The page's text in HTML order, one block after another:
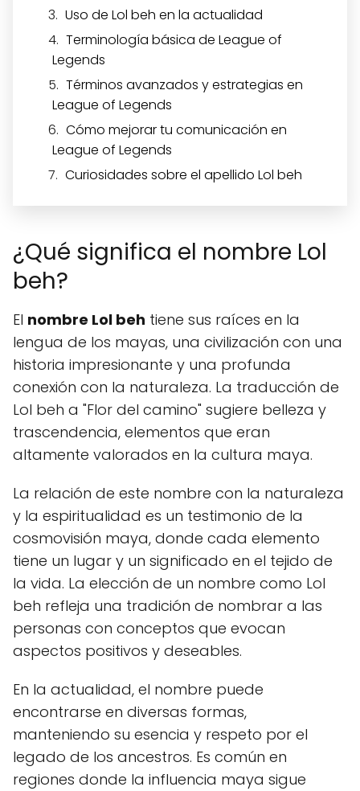
Uso de Lol beh en la actualidad
Terminología básica de League of
Legends
Términos avanzados y estrategias en
League of Legends
Cómo mejorar tu comunicación en
League of Legends
Curiosidades sobre el apellido Lol beh
¿Qué significa el nombre Lol
beh?
El nombre Lol beh tiene sus raíces en la
lengua de los mayas, una civilización con una
historia impresionante y una profunda
conexión con la naturaleza. La traducción de
Lol beh a "Flor del camino" sugiere belleza y
trascendencia, elementos que eran
altamente valorados en la cultura maya.
La relación de este nombre con la naturaleza
y la espiritualidad es un testimonio de la
cosmovisión maya, donde cada elemento
tiene un lugar y un significado en el tejido de
la vida. La elección de un nombre como Lol
beh refleja una tradición de nombrar a las
personas con conceptos que evocan
aspectos positivos y deseables.
En la actualidad, el nombre puede
encontrarse en diversas formas,
manteniendo su esencia y respeto por el
legado de los ancestros. Es común en
regiones donde la influencia maya sigue